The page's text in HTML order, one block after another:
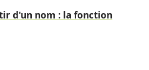
d'un nom : la fonction